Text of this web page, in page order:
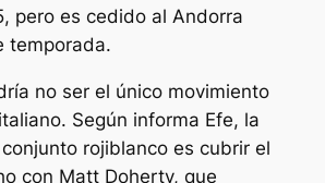
pero es cedido al Andorra
temporada.
no ser el único movimiento
Según informa Efe, la
rojiblanco es cubrir el
con Matt Doherty, que